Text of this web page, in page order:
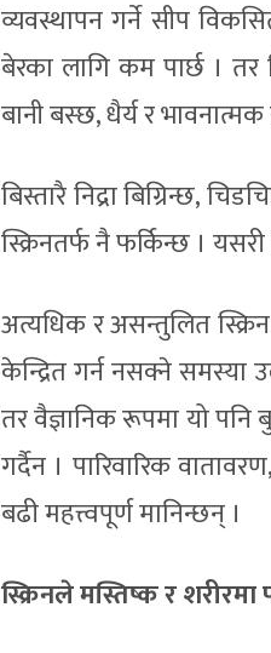
व्यवस्थापन गर्ने सीप
बेरका लागि कम पार्छ । तर
बानी बस्छ, धैर्य र
बिस्तारै निद्रा बिग्रिन्छ,
स्क्रिनतर्फ नै फर्किन्छ ।
अत्यधिक र असन्तुलित स्क्रिन
केन्द्रित गर्न नसक्ने
तर वैज्ञानिक रूपमा यो पनि
गर्दैन । पारिवारिक
बढी महत्त्वपूर्ण मानिन्छन् ।
स्क्रिनले मस्तिष्क र शरीरमा